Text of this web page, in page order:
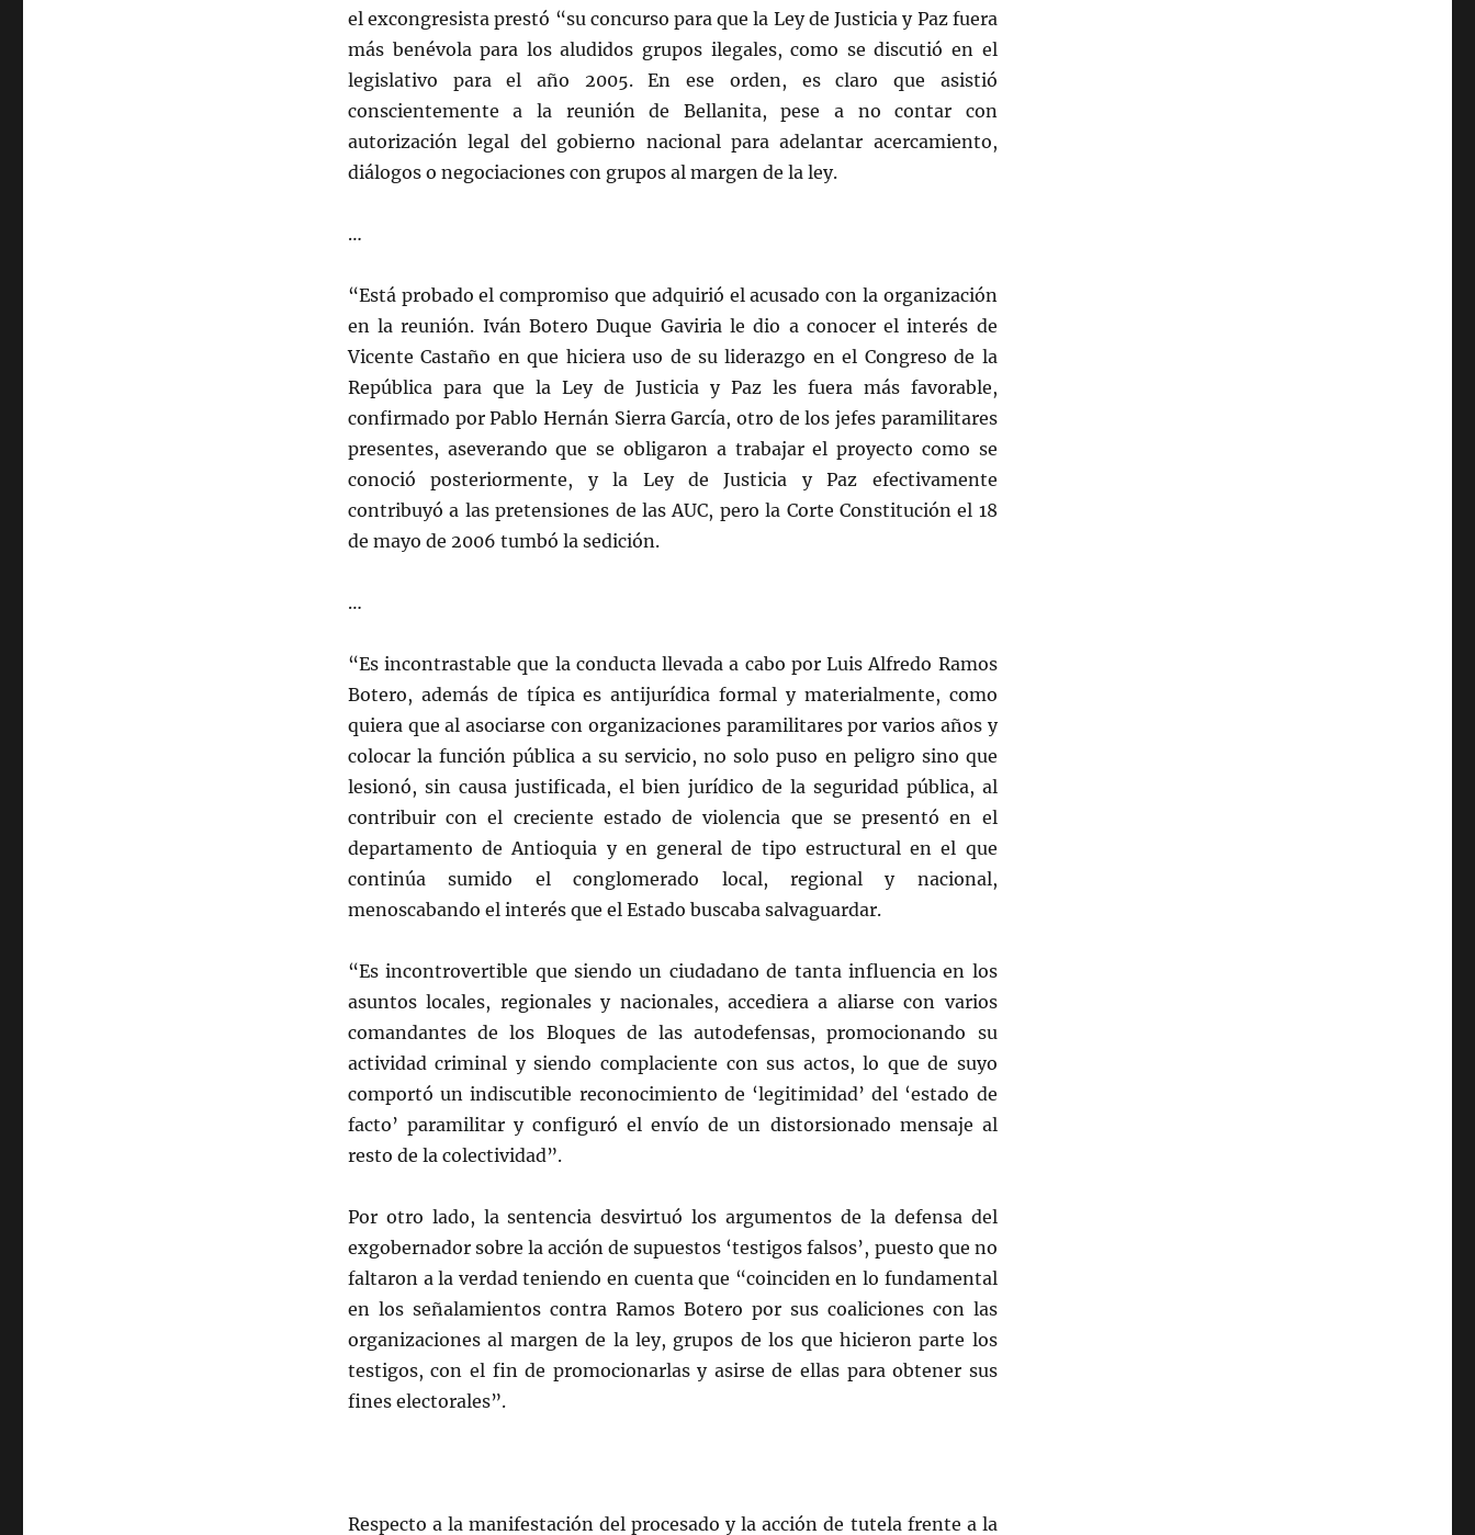
el excongresista prestó “su concurso para que la Ley de Justicia y Paz fuera
más benévola para los aludidos grupos ilegales, como se discutió en el
legislativo para el año 2005. En ese orden, es claro que asistió
conscientemente a la reunión de Bellanita, pese a no contar con
autorización legal del gobierno nacional para adelantar acercamiento,
diálogos o negociaciones con grupos al margen de la ley.
…
“Está probado el compromiso que adquirió el acusado con la organización
en la reunión. Iván Botero Duque Gaviria le dio a conocer el interés de
Vicente Castaño en que hiciera uso de su liderazgo en el Congreso de la
República para que la Ley de Justicia y Paz les fuera más favorable,
confirmado por Pablo Hernán Sierra García, otro de los jefes paramilitares
presentes, aseverando que se obligaron a trabajar el proyecto como se
conoció posteriormente, y la Ley de Justicia y Paz efectivamente
contribuyó a las pretensiones de las AUC, pero la Corte Constitución el 18
de mayo de 2006 tumbó la sedición.
…
“Es incontrastable que la conducta llevada a cabo por Luis Alfredo Ramos
Botero, además de típica es antijurídica formal y materialmente, como
quiera que al asociarse con organizaciones paramilitares por varios años y
colocar la función pública a su servicio, no solo puso en peligro sino que
lesionó, sin causa justificada, el bien jurídico de la seguridad pública, al
contribuir con el creciente estado de violencia que se presentó en el
departamento de Antioquia y en general de tipo estructural en el que
continúa sumido el conglomerado local, regional y nacional,
menoscabando el interés que el Estado buscaba salvaguardar.
“Es incontrovertible que siendo un ciudadano de tanta influencia en los
asuntos locales, regionales y nacionales, accediera a aliarse con varios
comandantes de los Bloques de las autodefensas, promocionando su
actividad criminal y siendo complaciente con sus actos, lo que de suyo
comportó un indiscutible reconocimiento de ‘legitimidad’ del ‘estado de
facto’ paramilitar y configuró el envío de un distorsionado mensaje al
resto de la colectividad”.
Por otro lado, la sentencia desvirtuó los argumentos de la defensa del
exgobernador sobre la acción de supuestos ‘testigos falsos’, puesto que no
faltaron a la verdad teniendo en cuenta que “coinciden en lo fundamental
en los señalamientos contra Ramos Botero por sus coaliciones con las
organizaciones al margen de la ley, grupos de los que hicieron parte los
testigos, con el fin de promocionarlas y asirse de ellas para obtener sus
fines electorales”.
Respecto a la manifestación del procesado y la acción de tutela frente a la